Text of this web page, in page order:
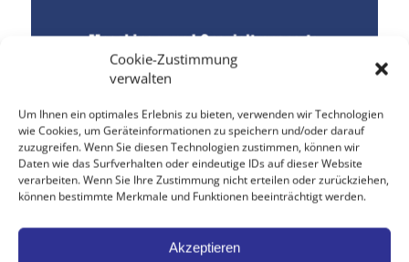
Cookie-Zustimmung
verwalten
Um Ihnen ein optimales Erlebnis zu bieten, verwenden wir Technologien
wie Cookies, um Geräteinformationen zu speichern und/oder darauf
zuzugreifen. Wenn Sie diesen Technologien zustimmen, können wir
Daten wie das Surfverhalten oder eindeutige IDs auf dieser Website
verarbeiten. Wenn Sie Ihre Zustimmung nicht erteilen oder zurückziehen,
können bestimmte Merkmale und Funktionen beeinträchtigt werden.
Akzeptieren
Erich Kurz – Maschinen und
Spezialtransporte
Der kompetente Partner für Leistungen rund um:
Maschinentransporte, Betriebsumzüge und Spezialtransporte.